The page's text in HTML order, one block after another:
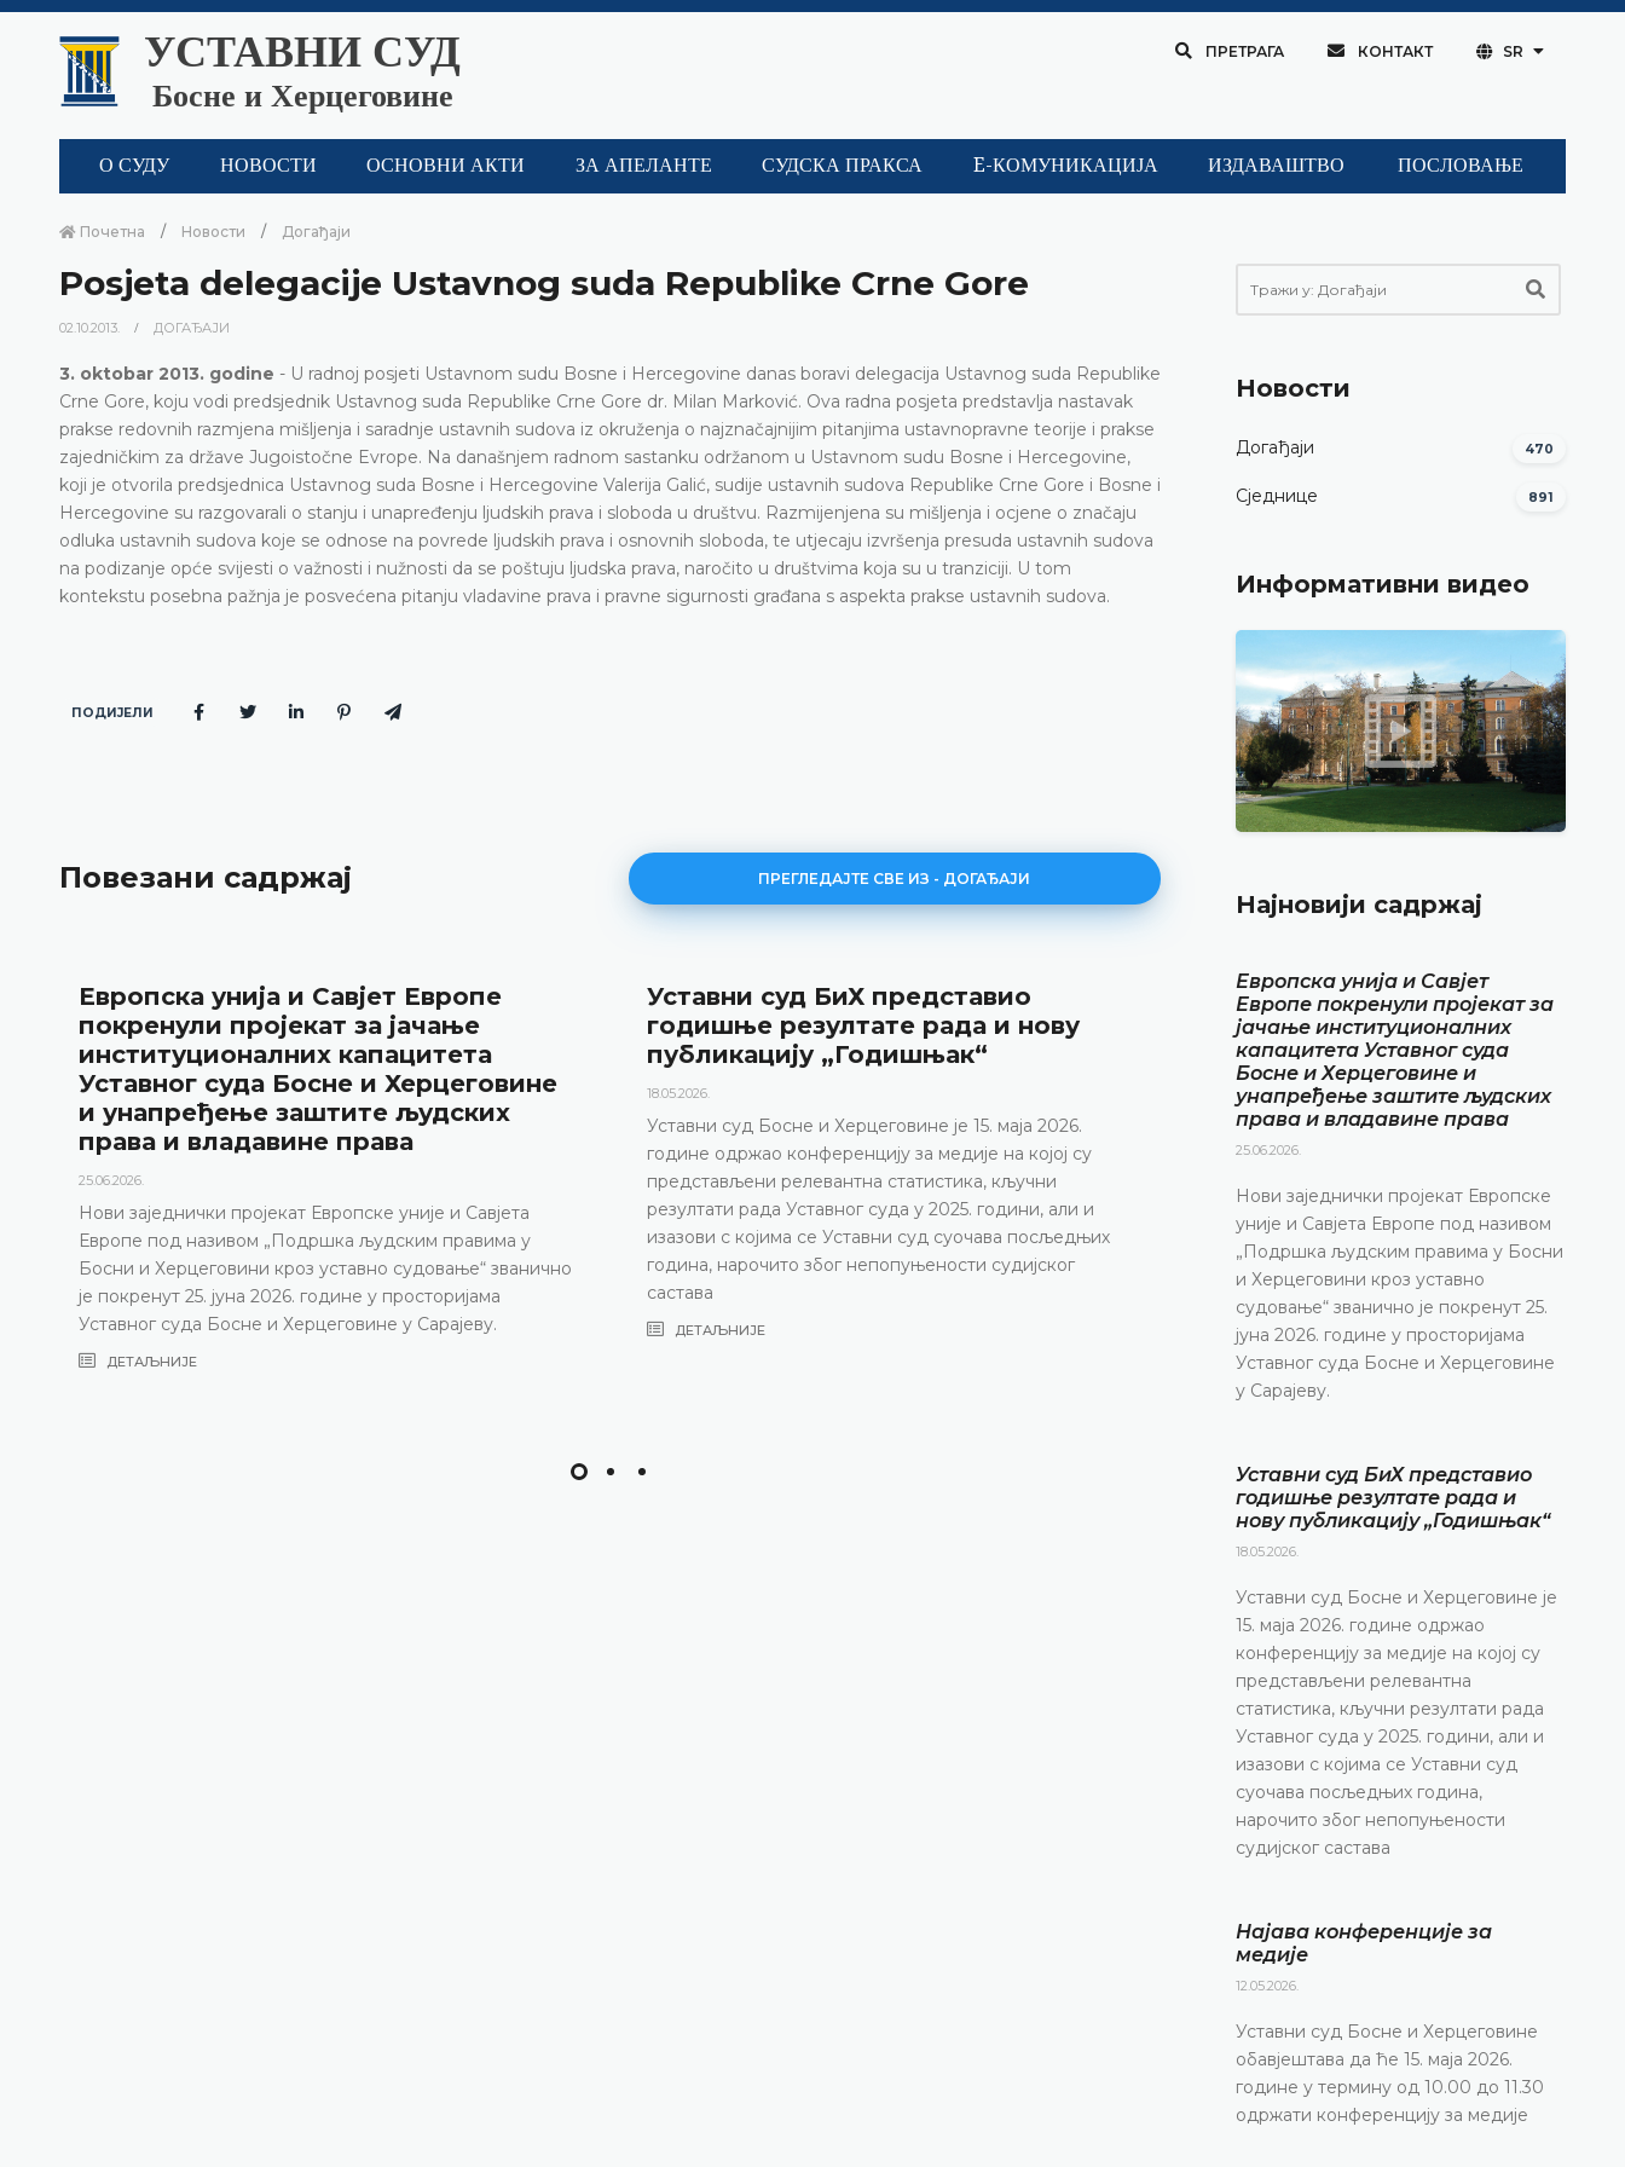
УСТАВНИ СУД
Босне и Херцеговине
ПРЕТРАГА КОНТАКТ SR
О СУДУ НОВОСТИ ОСНОВНИ АКТИ ЗА АПЕЛАНТЕ СУДСКА ПРАКСА E-КОМУНИКАЦИЈА ИЗДАВАШТВО ПОСЛОВАЊЕ
Почетна Новости Догађаји
Posjeta delegacije Ustavnog suda Republike Crne Gore
02.10.2013. ДОГАЂАЈИ
3. oktobar 2013. godine - U radnoj posjeti Ustavnom sudu Bosne i Hercegovine danas boravi delegacija Ustavnog suda Republike
Crne Gore, koju vodi predsjednik Ustavnog suda Republike Crne Gore dr. Milan Marković. Ova radna posjeta predstavlja nastavak
prakse redovnih razmjena mišljenja i saradnje ustavnih sudova iz okruženja o najznačajnijim pitanjima ustavnopravne teorije i prakse
zajedničkim za države Jugoistočne Evrope. Na današnjem radnom sastanku održanom u Ustavnom sudu Bosne i Hercegovine,
koji je otvorila predsjednica Ustavnog suda Bosne i Hercegovine Valerija Galić, sudije ustavnih sudova Republike Crne Gore i Bosne i
Hercegovine su razgovarali o stanju i unapređenju ljudskih prava i sloboda u društvu. Razmijenjena su mišljenja i ocjene o značaju
odluka ustavnih sudova koje se odnose na povrede ljudskih prava i osnovnih sloboda, te utjecaju izvršenja presuda ustavnih sudova
na podizanje opće svijesti o važnosti i nužnosti da se poštuju ljudska prava, naročito u društvima koja su u tranziciji. U tom
kontekstu posebna pažnja je posvećena pitanju vladavine prava i pravne sigurnosti građana s aspekta prakse ustavnih sudova.
ПОДИЈЕЛИ
Повезани садржај ПРЕГЛЕДАЈТЕ СВЕ ИЗ - ДОГАЂАЈИ
Европска унија и Савјет Европе
покренули пројекат за јачање
институционалних капацитета
Уставног суда Босне и Херцеговине
и унапређење заштите људских
права и владавине права
25.06.2026.
Нови заједнички пројекат Европске уније и Савјета
Европе под називом „Подршка људским правима у
Босни и Херцеговини кроз уставно судовање“ званично
је покренут 25. јуна 2026. године у просторијама
Уставног суда Босне и Херцеговине у Сарајеву.
ДЕТАЉНИЈЕ
Уставни суд БиХ представио
годишње резултате рада и нову
публикацију „Годишњак“
18.05.2026.
Уставни суд Босне и Херцеговине је 15. маја 2026.
године одржао конференцију за медије на којој су
представљени релевантна статистика, кључни
резултати рада Уставног суда у 2025. години, али и
изазови с којима се Уставни суд суочава посљедњих
година, нарочито због непопуњености судијског
састава
ДЕТАЉНИЈЕ
Најава конференције за
12.05.2026.
Уставни суд Босне и Херцеговине
маја 2026. године у термину од 10.00 до 11.30
конференцију за медије
ДЕТАЉНИЈЕ
Новости
Догађаји 470
Сједнице 891
Информативни видео
Најновији садржај
Европска унија и Савјет
Европе покренули пројекат за
јачање институционалних
капацитета Уставног суда
Босне и Херцеговине и
унапређење заштите људских
права и владавине права
25.06.2026.
Нови заједнички пројекат Европске
уније и Савјета Европе под називом
„Подршка људским правима у Босни
и Херцеговини кроз уставно
судовање“ званично је покренут 25.
јуна 2026. године у просторијама
Уставног суда Босне и Херцеговине
у Сарајеву.
Уставни суд БиХ представио
годишње резултате рада и
нову публикацију „Годишњак“
18.05.2026.
Уставни суд Босне и Херцеговине је
15. маја 2026. године одржао
конференцију за медије на којој су
представљени релевантна
статистика, кључни резултати рада
Уставног суда у 2025. години, али и
изазови с којима се Уставни суд
суочава посљедњих година,
нарочито због непопуњености
судијског састава
Најава конференције за
медије
12.05.2026.
Уставни суд Босне и Херцеговине
обавјештава да ће 15. маја 2026.
године у термину од 10.00 до 11.30
одржати конференцију за медије